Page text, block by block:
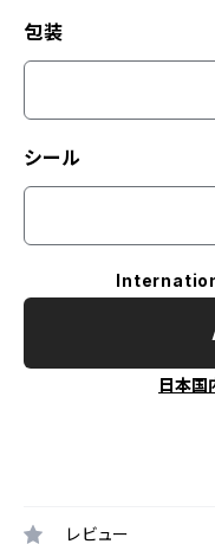
包装
シール
日本国
レビュー